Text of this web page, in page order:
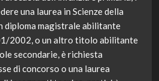
una laurea in Scienze della
diploma magistrale abilitante
2002, o un altro titolo abilitante
secondarie, è richiesta
di concorso o una laurea